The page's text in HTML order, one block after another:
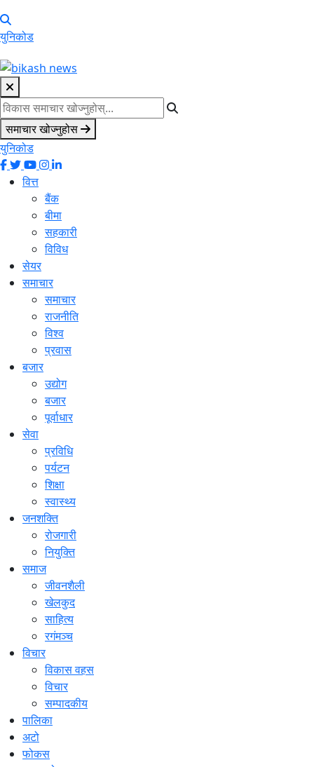
युनिकोड
समाचार खोज्नुहोस
युनिकोड
वित्त
बैंक
बीमा
सहकारी
विविध
सेयर
समाचार
समाचार
राजनीति
विश्व
प्रवास
बजार
उद्योग
बजार
पूर्वाधार
सेवा
प्रविधि
पर्यटन
शिक्षा
स्वास्थ्य
जनशक्ति
रोजगारी
नियुक्ति
समाज
जीवनशैली
खेलकुद
साहित्य
रगंमञ्च
विचार
विकास वहस
विचार
सम्पादकीय
पालिका
अटो
फोकस